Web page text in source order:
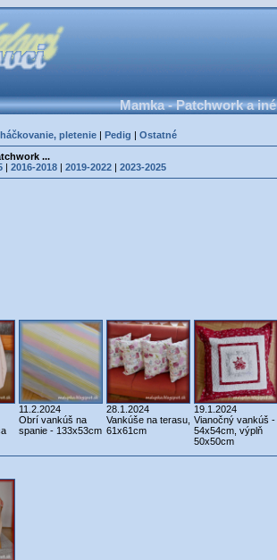
Mamka - Patchwork a iné
pletenie | Pedig | Ostatné
...
| 2016-2018 | 2019-2022 | 2023-2025
11.2.2024
Obrí vankúš na
spanie - 133x53cm
28.1.2024
Vankúše na terasu,
61x61cm
19.1.2024
Vianočný vankúš -
54x54cm, výplň
50x50cm